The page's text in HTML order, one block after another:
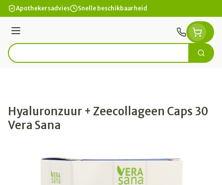
Ga naar de inhoud
Apothekersadvies Snelle beschikbaarheid
Menu
Product, merk, categorie... Zoek
Hyaluronzuur + Zeecollageen Caps 30
Vera Sana